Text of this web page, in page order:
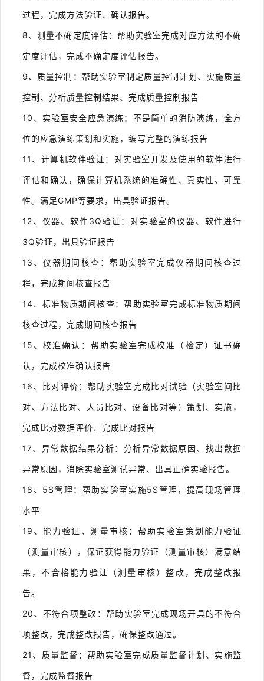
过程，完成方法验证、确认报告。
8、测量不确定度评估：帮助实验室完成对应方法的不确
定度评估，完成不确定度评估报告。
9、质量控制：帮助实验室制定质量控制计划、实施质量
控制、分析质量控制结果、完成质量控制报告
10、实验室安全应急演练：不是简单的消防演练，全方
位的应急演练策划和实施，编写完整的演练报告
11、计算机软件验证：对实验室开发及使用的软件进行
评估和确认，确保计算机系统的准确性、真实性、可靠
性。满足GMP等要求，出具验证报告。
12、仪器、软件3Q验证：对实验室的仪器、软件进行
3Q验证，出具验证报告
13、仪器期间核查：帮助实验室完成仪器期间核查过
程，完成期间核查报告
14、标准物质期间核查：帮助实验室完成标准物质期间
核查过程，完成期间核查报告
15、校准确认：帮助实验室完成校准（检定）证书确
认，完成校准确认报告
16、比对评价：帮助实验室完成比对试验（实验室间比
对、方法比对、人员比对、设备比对等）策划、实施，
完成比对数据评价、完成比对报告
17、异常数据结果分析：分析异常数据原因、找出数据
异常原因，消除实验室测试异常、出具正确实验报告。
18、5S管理：帮助实验室实施5S管理，提高现场管理
水平
19、能力验证、测量审核：帮助实验室策划能力验证
（测量审核），保证获得能力验证（测量审核）满意结
果，不合格能力验证（测量审核）整改，完成整改报
告。
20、不符合项整改：帮助实验室完成现场开具的不符合
项整改，完成整改报告，确保整改通过。
21、质量监督：帮助实验室完成质量监督计划、实施监
督，完成监督报告